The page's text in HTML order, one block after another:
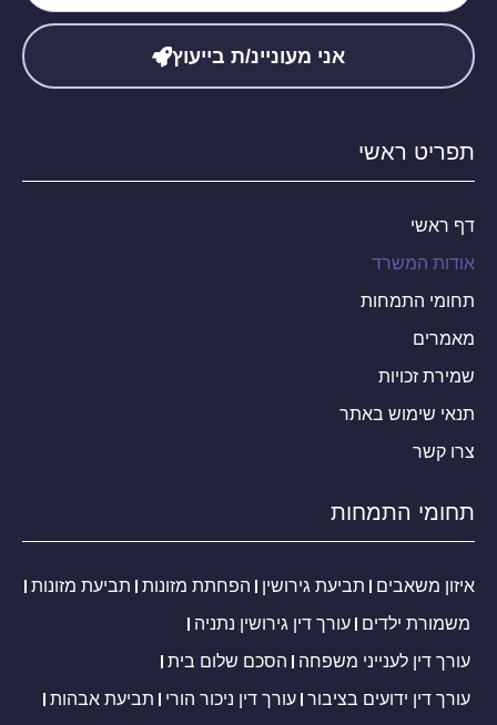
אני מעוניינ/ת בייעוץ
תפריט ראשי
דף ראשי
אודות המשרד
תחומי התמחות
מאמרים
שמירת זכויות
תנאי שימוש באתר
צרו קשר
תחומי התמחות
איזון משאבים תביעת גירושין הפחתת מזונות
תביעת מזונות
משמורת ילדים
עורך דין גירושין נתניה
עורך דין לענייני משפחה
הסכם שלום בית
עורך דין ידועים בציבור עורך דין ניכור הורי
תביעת אבהות